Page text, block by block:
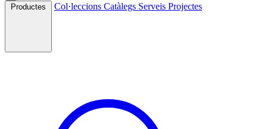
Productes Col·leccions Catàlegs Serveis Projectes